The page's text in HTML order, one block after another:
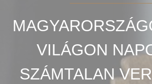
VILÁGON
SZÁMTALAN